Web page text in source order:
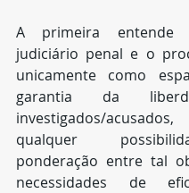
A primeira entende
judiciário penal e o
unicamente como
garantia da
investigados/
qualquer
ponderação entre tal
necessidades de